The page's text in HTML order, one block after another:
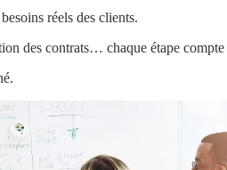
réels des clients.
des contrats… chaque étape